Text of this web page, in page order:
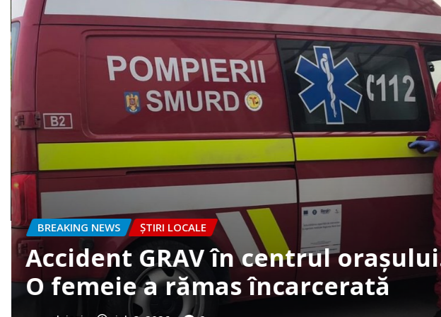
BREAKING NEWS ȘTIRI LOCALE
FOTO. Accident la intrare în Gilău!